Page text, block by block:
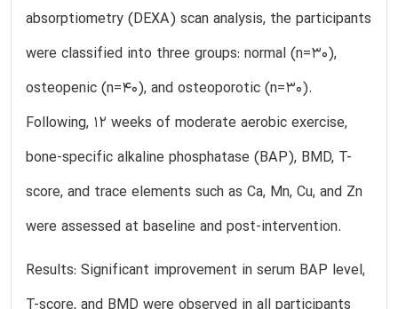
absorptiometry (DEXA) scan analysis, the participants
were classified into three groups: normal (n=30),
osteopenic (n=40), and osteoporotic (n=30).
Following, 12 weeks of moderate aerobic exercise,
bone-specific alkaline phosphatase (BAP), BMD, T-
score, and trace elements such as Ca, Mn, Cu, and Zn
were assessed at baseline and post-intervention.
Results: Significant improvement in serum BAP level,